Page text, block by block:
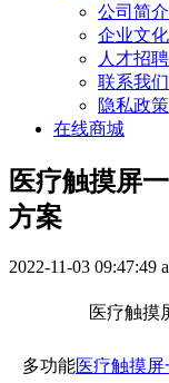
公司简介
企业文化
人才招聘
联系我们
隐私政策
在线商城
医疗触摸屏
方案
2022-11-03 09:47:49
医疗触摸
多功能医疗触摸